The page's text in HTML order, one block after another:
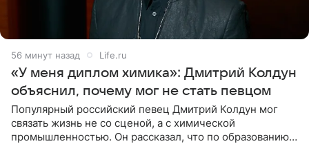
56 минут назад Life.ru
«У меня диплом химика»: Дмитрий Колдун
объяснил, почему мог не стать певцом
Популярный российский певец Дмитрий Колдун мог
связать жизнь не со сценой, а с химической
промышленностью. Он рассказал, что по образованию